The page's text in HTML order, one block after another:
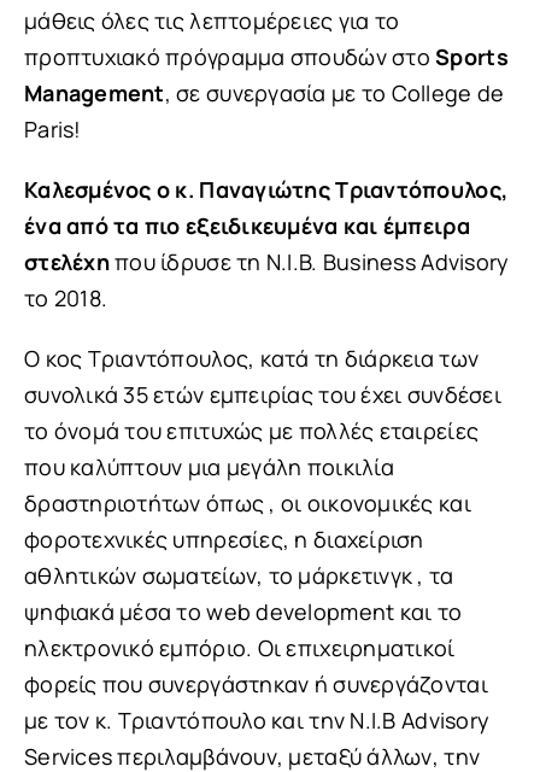
μάθεις όλες τις λεπτομέρειες για το
προπτυχιακό πρόγραμμα σπουδών στοSports
Management, σε συνεργασία με το College de
Paris!
Καλεσμένος ο κ. Παναγιώτης Τριαντόπουλος,
ένα από τα πιο εξειδικευμένα και έμπειρα
στελέχηπου ίδρυσε τη N.I.B. Business Advisory
το 2018.
Ο κος Τριαντόπουλος, κατά τη διάρκεια των
συνολικά 35 ετών εμπειρίας του έχει συνδέσει
το όνομά του επιτυχώς με πολλές εταιρείες
που καλύπτουν μια μεγάλη ποικιλία
δραστηριοτήτων όπως , οι οικονομικές και
φοροτεχνικές υπηρεσίες, η διαχείριση
αθλητικών σωματείων, το μάρκετινγκ , τα
ψηφιακά μέσα το web development και το
ηλεκτρονικό εμπόριο. Οι επιχειρηματικοί
φορείς που συνεργάστηκαν ή συνεργάζονται
με τον κ. Τριαντόπουλο και την N.I.B Advisory
Services περιλαμβάνουν, μεταξύ άλλων, την